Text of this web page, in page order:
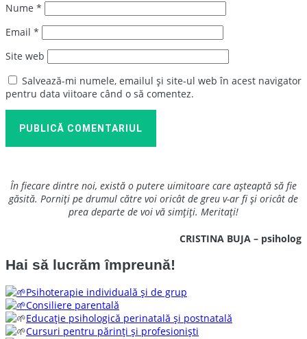
Nume *
Email *
Site web
Salvează-mi numele, emailul și site-ul web în acest navigator
pentru data viitoare când o să comentez.
PUBLICĂ COMENTARIUL
În fiecare dintre noi, există o putere uimitoare care așteaptă să fie
găsită. Porniți pe drumul către voi oricât de greu v-ar fi și oricât de
prea departe de voi vă simțiți. Meritați!
CRISTINA BUJA – psiholog
Hai să lucrăm împreună!
Psihoterapie individuală și de grup
Consiliere parentală
Educație psihologică perinatală și postnatală
Cursuri pentru părinți și profesioniști